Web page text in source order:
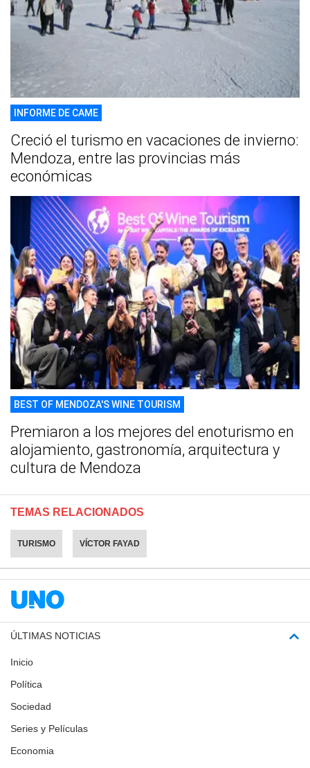
INFORME DE CAME
Creció el turismo en vacaciones de invierno:
Mendoza, entre las provincias más
económicas
BEST OF MENDOZA'S WINE TOURISM
Premiaron a los mejores del enoturismo en
alojamiento, gastronomía, arquitectura y
cultura de Mendoza
TEMAS RELACIONADOS
TURISMO VÍCTOR FAYAD
ÚLTIMAS NOTICIAS
Inicio
Política
Sociedad
Series y Películas
Economia